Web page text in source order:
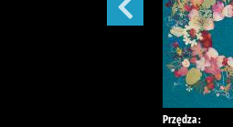
Przędza :